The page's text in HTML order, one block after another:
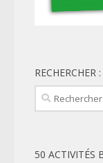
RECHERCHER :
Rechercher :
50 ACTIVITÉS